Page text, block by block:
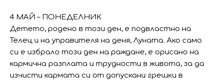
4 МАЙ – ПОНЕДЕЛНИК
Детето, родено в този ден, е подвластно на
Телец и на управителя на деня, Луната. Ако само
си е избрало този ден на раждане, е орисано на
кармична разплата и трудности в живота, за да
изчисти кармата си от допускани грешки в